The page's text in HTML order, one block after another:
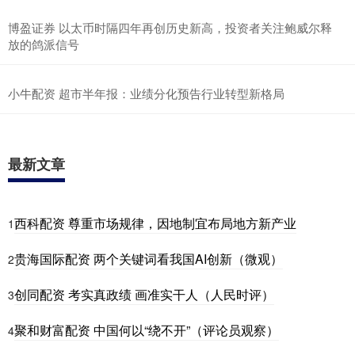
博盈证券 以太币时隔四年再创历史新高，投资者关注鲍威尔释
放的鸽派信号
小牛配资 超市半年报：业绩分化预告行业转型新格局
最新文章
1西科配资 尊重市场规律，因地制宜布局地方新产业
2贵海国际配资 两个关键词看我国AI创新（微观）
3创同配资 考实真政绩 画准实干人（人民时评）
4聚和财富配资 中国何以“绕不开”（评论员观察）